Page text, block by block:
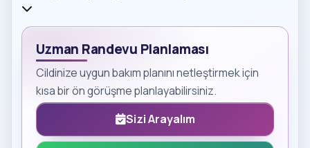
Uzman Randevu Planlaması
Cildinize uygun bakım planını netleştirmek için
kısa bir ön görüşme planlayabilirsiniz.
Sizi Arayalım